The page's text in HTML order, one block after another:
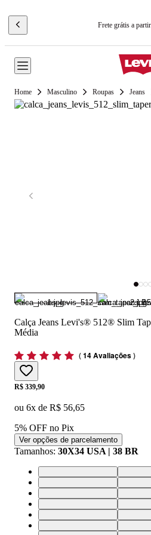
Frete grátis a
Masculino Roupas Jeans
Calça Jeans Levi's® 512® Slim
Média
(14 Avaliações)
Price:
R$ 339,90
ou 6x de R$ 56,65
5% OFF no Pix
Ver opções de parcelamento
Tamanhos: 30X34 USA | 38 BR
44X34 USA | 54 BR36X34
34X34 USA | 44 BR38X34
33X34 USA | 42 BR30X34
42X34 USA | 52 BR32X34
40X34 USA | 50 BR28X34
30X32 USA | 38 BR32X32